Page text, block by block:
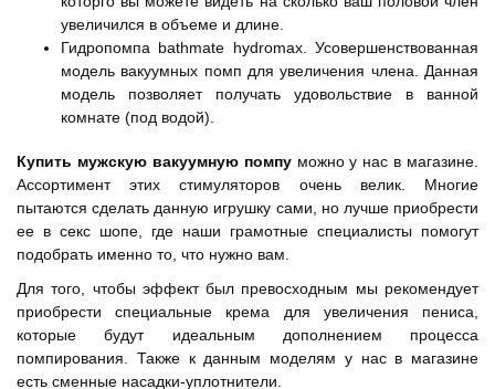
увеличился в объеме и длине.
Гидропомпа bathmate hydromax. Усовершенствованная
модель вакуумных помп для увеличения члена. Данная
модель позволяет получать удовольствие в ванной
комнате (под водой).
Купить мужскую вакуумную помпуможно у нас в магазине.
Ассортимент этих стимуляторов очень велик. Многие
пытаются сделать данную игрушку сами, но лучше приобрести
ее в секс шопе, где наши грамотные специалисты помогут
подобрать именно то, что нужно вам.
Для того, чтобы эффект был превосходным мы рекомендует
приобрести специальные крема для увеличения пениса,
которые будут идеальным дополнением процесса
помпирования. Также к данным моделям у нас в магазине
есть сменные насадки-уплотнители.